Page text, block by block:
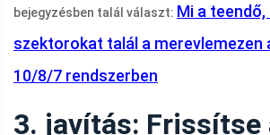
bejegyzésben talál választ: Mi a
szektorokat talál a merevlemezen
10/8/7 rendszerben
3. javítás: Frissítse